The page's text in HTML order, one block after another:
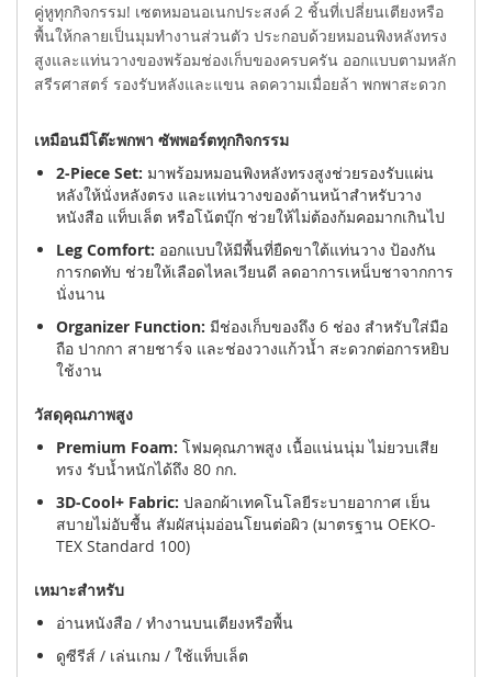
คู่หูทุกกิจกรรม! เซตหมอนอเนกประสงค์ 2 ชิ้นที่เปลี่ยนเตียงหรือ
พื้นให้กลายเป็นมุมทำงานส่วนตัว ประกอบด้วยหมอนพิงหลังทรง
สูงและแท่นวางของพร้อมช่องเก็บของครบครัน ออกแบบตามหลัก
สรีรศาสตร์ รองรับหลังและแขน ลดความเมื่อยล้า พกพาสะดวก
เหมือนมีโต๊ะพกพา ซัพพอร์ตทุกกิจกรรม
2-Piece Set: มาพร้อมหมอนพิงหลังทรงสูงช่วยรองรับแผ่น
หลังให้นั่งหลังตรง และแท่นวางของด้านหน้าสำหรับวาง
หนังสือ แท็บเล็ต หรือโน้ตบุ๊ก ช่วยให้ไม่ต้องก้มคอมากเกินไป
Leg Comfort: ออกแบบให้มีพื้นที่ยืดขาใต้แท่นวาง ป้องกัน
การกดทับ ช่วยให้เลือดไหลเวียนดี ลดอาการเหน็บชาจากการ
นั่งนาน
Organizer Function: มีช่องเก็บของถึง 6 ช่อง สำหรับใส่มือ
ถือ ปากกา สายชาร์จ และช่องวางแก้วน้ำ สะดวกต่อการหยิบ
ใช้งาน
วัสดุคุณภาพสูง
Premium Foam: โฟมคุณภาพสูง เนื้อแน่นนุ่ม ไม่ยวบเสีย
ทรง รับน้ำหนักได้ถึง 80 กก.
3D-Cool+ Fabric: ปลอกผ้าเทคโนโลยีระบายอากาศ เย็น
สบายไม่อับชื้น สัมผัสนุ่มอ่อนโยนต่อผิว (มาตรฐาน OEKO-
TEX Standard 100)
เหมาะสำหรับ
อ่านหนังสือ / ทำงานบนเตียงหรือพื้น
ดูซีรีส์ / เล่นเกม / ใช้แท็บเล็ต